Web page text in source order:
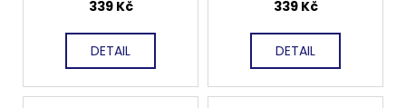
339 Kč
DETAIL
339 Kč
DETAIL